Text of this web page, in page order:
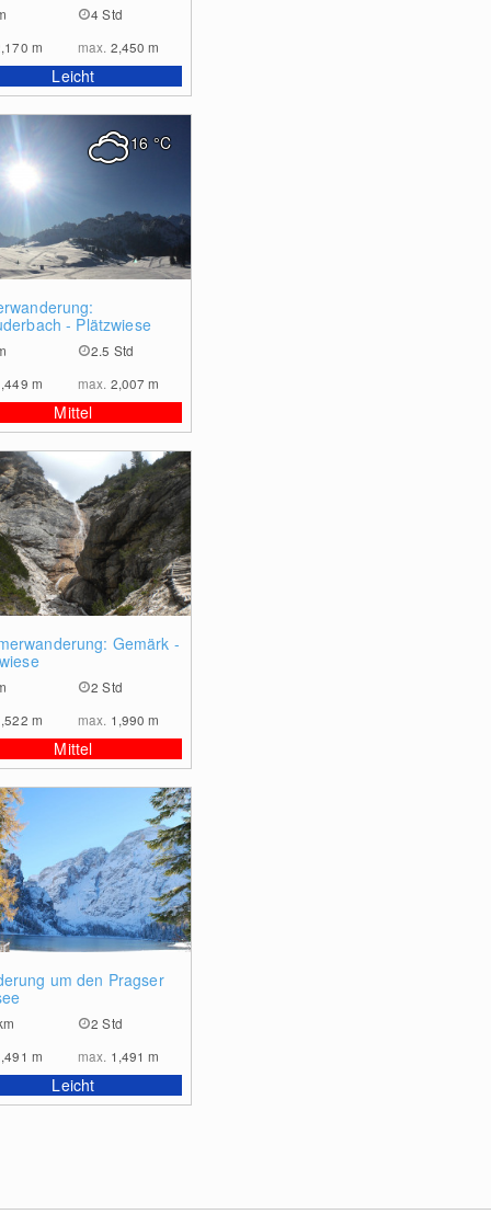
4 Std
m max. 2,450m
Leicht
- Plätzwiese
2.5 Std
m max. 2,007m
Mittel
16 °C
Gemärk -
2 Std
m max. 1,990m
Mittel
um den Pragser
2 Std
m max. 1,491m
Leicht